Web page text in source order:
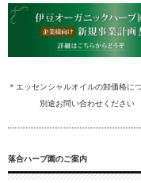
＊エッセンシャルオイルの卸価格に
別途お問い合わせください
落合ハーブ園のご案内